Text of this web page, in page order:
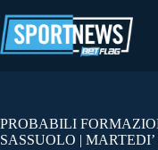
al
contenuto
PROBABILI
SASSUOLO |